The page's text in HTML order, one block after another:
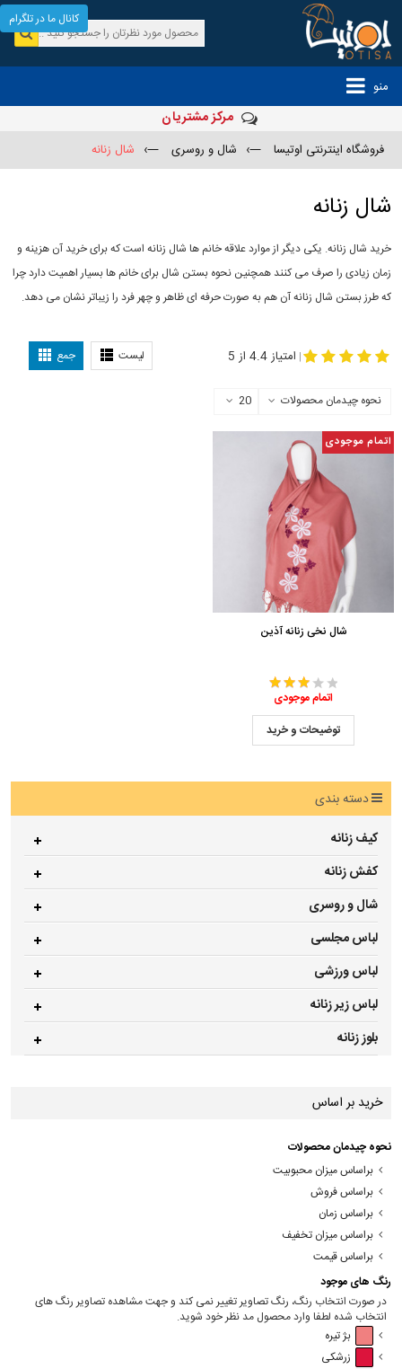
منو
مرکز مشتریان
فروشگاه اینترنتی اوتیسا —› شال و روسری —› شال زنانه
شال زنانه
خرید شال زنانه. یکی دیگر از موارد علاقه خانم ها شال زنانه است که برای خرید آن هزینه و
زمان زیادی را صرف می کنند همچنین نحوه بستن شال برای خانم ها بسیار اهمیت دارد چرا
که طرز بستن شال زنانه آن هم به صورت حرفه ای ظاهر و چهر فرد را زیباتر نشان می دهد.
لیست جمع | امتیاز 4.4 از 5
نحوه چیدمان محصولات 20
اتمام موجودی
شال نخی زنانه آذین
اتمام موجودی
توضیحات و خرید
دسته بندی
کیف زنانه
کفش زنانه
شال و روسری
لباس مجلسی
لباس ورزشی
لباس زیر زنانه
بلوز زنانه
خرید بر اساس
نحوه چیدمان محصولات
براساس میزان محبوبیت
براساس فروش
براساس زمان
براساس میزان تخفیف
براساس قیمت
رنگ های موجود
در صورت انتخاب رنگ، رنگ تصاویر تغییر نمی کند و جهت مشاهده تصاویر رنگ های
انتخاب شده لطفا وارد محصول مد نظر خود شوید.
بژ تیره
زرشکی
کانال ما در تلگرام